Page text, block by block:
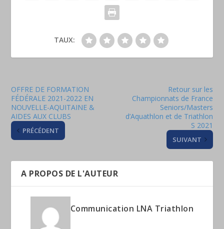
TAUX:
OFFRE DE FORMATION
FÉDÉRALE 2021-2022 EN
NOUVELLE-AQUITAINE &
AIDES AUX CLUBS
PRÉCÉDENT
Retour sur les
Championnats de France
Seniors/Masters
d’Aquathlon et de Triathlon
S 2021
SUIVANT
A PROPOS DE L'AUTEUR
Communication LNA Triathlon